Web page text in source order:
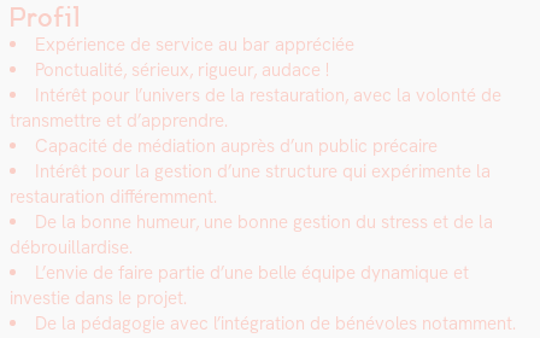
Profil
Expéri­ence de ser­vice au bar appré­ciée
Ponc­tu­al­ité, sérieux, rigueur, audace !
Intérêt pour l’univers de la restau­ra­tion, avec la volon­té de
trans­met­tre et d’apprendre.
Capac­ité de médi­a­tion auprès d’un pub­lic pré­caire
Intérêt pour la ges­tion d’une struc­ture qui expéri­mente la
restau­ra­tion dif­férem­ment.
De la bonne humeur, une bonne ges­tion du stress et de la
débrouil­lardise.
L’envie de faire par­tie d’une belle équipe dynamique et
investie dans le pro­jet.
De la péd­a­gogie avec l’intégration de bénév­oles notam­ment.